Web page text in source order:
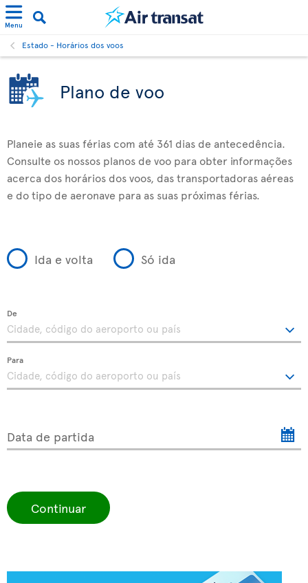
Menu
Estado - Horários dos voos
Plano de voo
Planeie as suas férias com até 361 dias de antecedência.
Consulte os nossos planos de voo para obter informações
acerca dos horários dos voos, das transportadoras aéreas
e do tipo de aeronave para as suas próximas férias.
Ida e volta Só ida
De
Para
Data de partida
Continuar